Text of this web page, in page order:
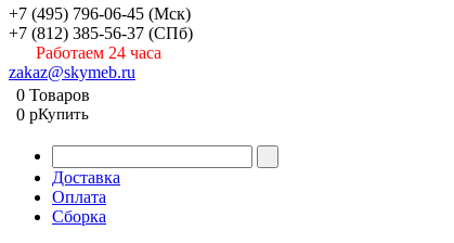
+7 (495) 796-06-45 (Мск)
+7 (812) 385-56-37 (СПб)
Работаем 24 часа
zakaz@skymeb.ru
0 Товаров
0 pКупить
Доставка
Оплата
Сборка